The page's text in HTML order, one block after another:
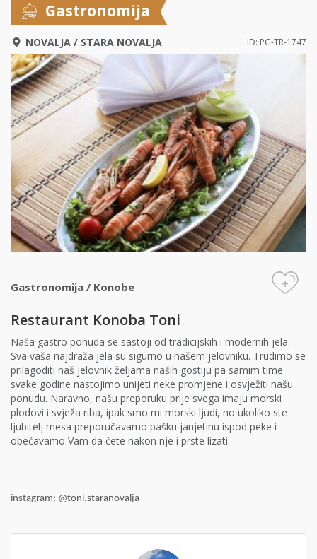
Gastronomija
NOVALJA/ STARA NOVALJA ID: PG-TR-1747
Gastronomija / Konobe +
Restaurant Konoba Toni
Naša gastro ponuda se sastoji od tradicijskih i modernih jela.
Sva vaša najdraža jela su sigurno u našem jelovniku. Trudimo se
prilagoditi naš jelovnik željama naših gostiju pa samim time
svake godine nastojimo unijeti neke promjene i osvježiti našu
ponudu. Naravno, našu preporuku prije svega imaju morski
plodovi i svježa riba, ipak smo mi morski ljudi, no ukoliko ste
ljubitelj mesa preporučavamo pašku janjetinu ispod peke i
obećavamo Vam da ćete nakon nje i prste lizati.
instagram: @toni.staranovalja